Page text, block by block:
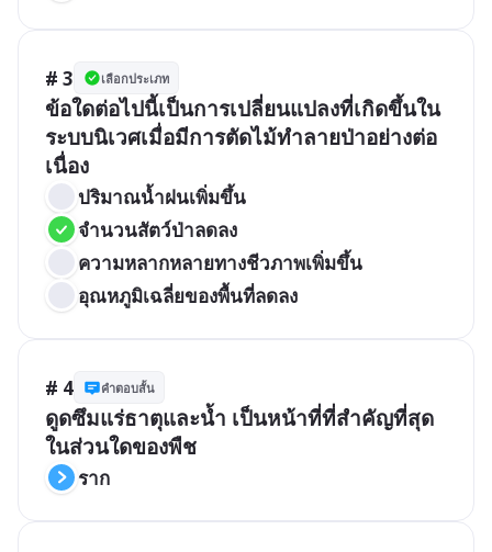
# 3 เลือกประเภท
ข้อใดต่อไปนี้เป็นการเปลี่ยนแปลงที่เกิดขึ้นใน
ระบบนิเวศเมื่อมีการตัดไม้ทำลายป่าอย่างต่อ
เนื่อง
ปริมาณน้ำฝนเพิ่มขึ้น
จำนวนสัตว์ป่าลดลง
ความหลากหลายทางชีวภาพเพิ่มขึ้น
อุณหภูมิเฉลี่ยของพื้นที่ลดลง
# 4 คำตอบสั้น
ดูดซึมแร่ธาตุและน้ำ เป็นหน้าที่ที่สำคัญที่สุด
ในส่วนใดของพืช
ราก